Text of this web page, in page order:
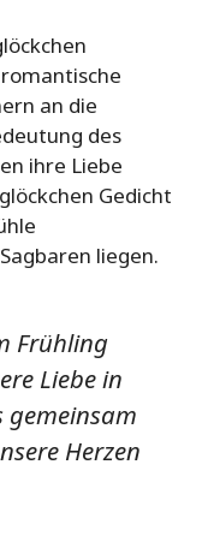
an die
des
ihre Liebe
Gedicht
liegen.
Frühling
Liebe in
gemeinsam
Herzen